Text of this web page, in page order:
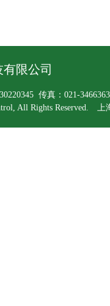
有限公司
传真：021-
All Rights Reserved.